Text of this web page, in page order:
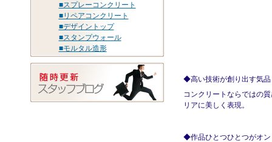
■スプレーコンクリート
■リペアコンクリート
■デザイントップ
■スタンプウォール
■モルタル造形
◆高い技術が創り出す気品
コンクリートならではの
リアに美しく表現。
◆作品ひとつひとつがオン